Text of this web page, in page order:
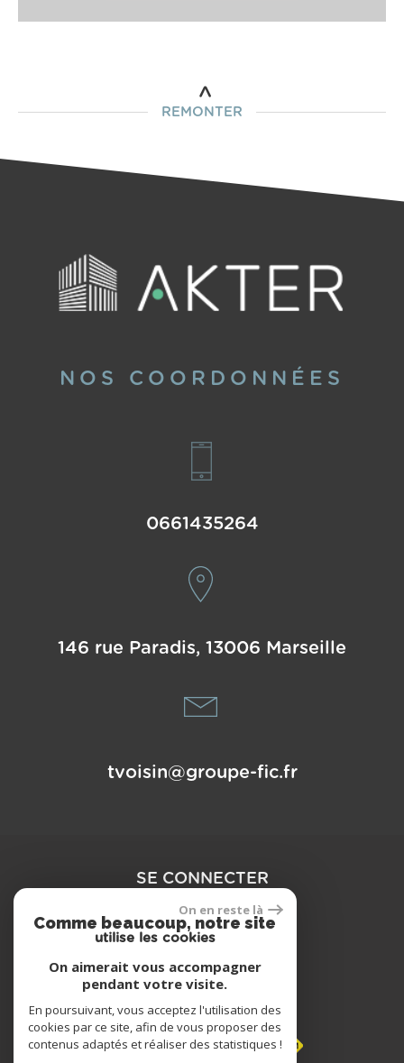
REMONTER
NOS COORDONNÉES
0661435264
146 rue Paradis, 13006 Marseille
tvoisin@groupe-fic.fr
SE CONNECTER
Espace propriétaire
NOUS ADHÉRONS
On en reste là
Comme beaucoup, notre site
utilise les cookies
On aimerait vous accompagner
pendant votre visite.
En poursuivant, vous acceptez l'utilisation des
cookies par ce site, afin de vous proposer des
contenus adaptés et réaliser des statistiques !